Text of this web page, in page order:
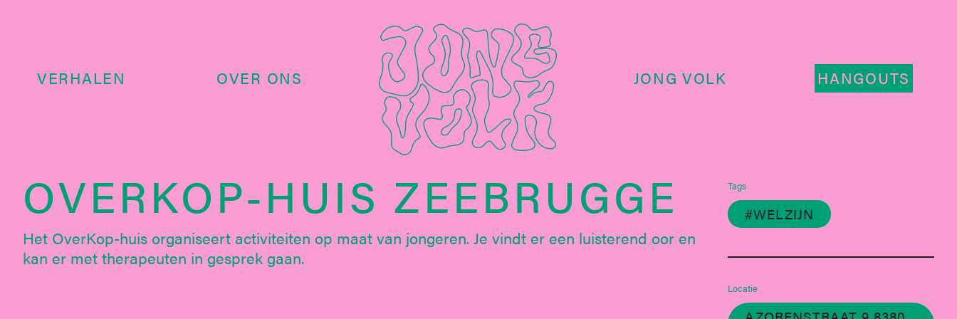
VERHALEN OVER ONS JONG VOLK HANGOUTS
OVERKOP-HUIS ZEEBRUGGE
Het OverKop-huis organiseert activiteiten op maat van jongeren. Je vindt er een luisterend oor en
kan er met therapeuten in gesprek gaan.
Tags
#WELZIJN
Locatie